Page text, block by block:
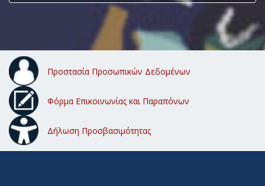
Προστασία Προσωπικών Δεδομένων
Φόρμα Επικοινωνίας και Παραπόνων
Δήλωση Προσβασιμότητας